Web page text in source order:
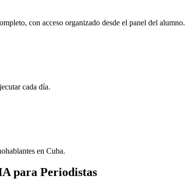
con acceso organizado desde el panel del alumno.
cada día.
en Cuba.
para Periodistas